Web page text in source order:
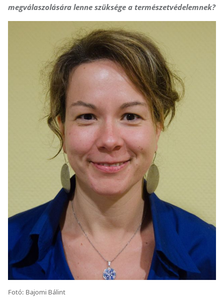
megválaszolására lenne szüksége a természetvédelemnek?
Fotó: Bajomi Bálint